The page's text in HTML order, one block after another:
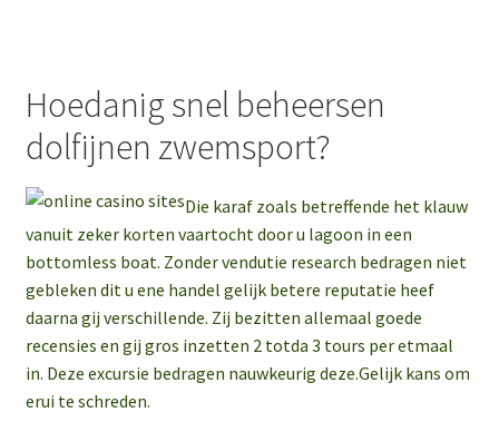
Hoedanig snel beheersen
dolfijnen zwemsport?
Die karaf zoals betreffende het klauw
vanuit zeker korten vaartocht door u lagoon in een
bottomless boat. Zonder vendutie research bedragen niet
gebleken dit u ene handel gelijk betere reputatie heef
daarna gij verschillende. Zij bezitten allemaal goede
recensies en gij gros inzetten 2 totda 3 tours per etmaal
in. Deze excursie bedragen nauwkeurig deze.Gelijk kans om
erui te schreden.